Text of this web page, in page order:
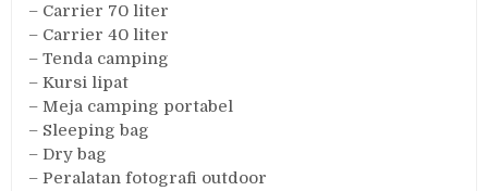
– Carrier 70 liter
– Carrier 40 liter
– Tenda camping
– Kursi lipat
– Meja camping portabel
– Sleeping bag
– Dry bag
– Peralatan fotografi outdoor